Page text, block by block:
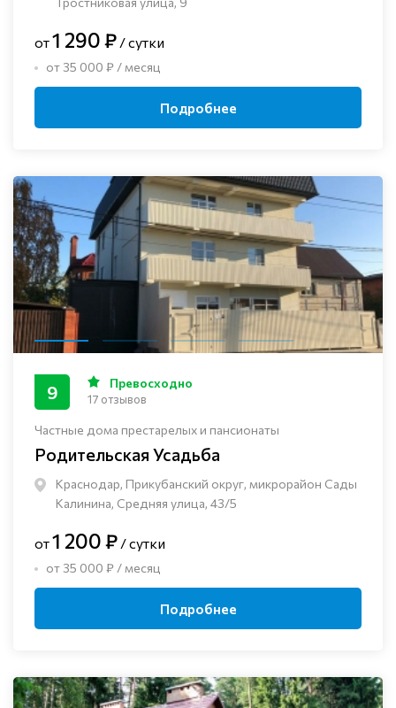
от1 290 ₽ / сутки
от 35 000 ₽ / месяц
Подробнее
Частные дома престарелых и пансионаты
Родительская Усадьба
Краснодар, Прикубанский округ, микрорайон Сады
Калинина, Средняя улица, 43/5
9 Превосходно
17 отзывов
от1 200 ₽ / сутки
от 35 000 ₽ / месяц
Подробнее